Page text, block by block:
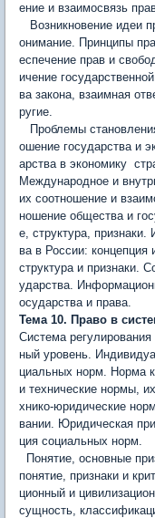
ение и взаимосвязь
Возникнове­ние идеи
онимание. Прин­ципы
еспечение прав и
ичение
ва закона, взаимная
ругие.
Проблемы
ошение государства и
арства в экономику
Международное и
их соотношение и
ношение общества и
е, структура,
ва в России: концепция
структура и признаки.
ударства.
осударства и права.
Тема 10. Право в
Система
ный уровень.
циальных норм. Норма
и технические нормы,
хнико-юридические
вании. Юридическая
ция социальных норм.
Понятие, основные
понятие, признаки и
ционный и
сущность,